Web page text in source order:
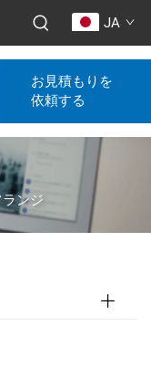
JA
お見積もりを
依頼する
ランジ